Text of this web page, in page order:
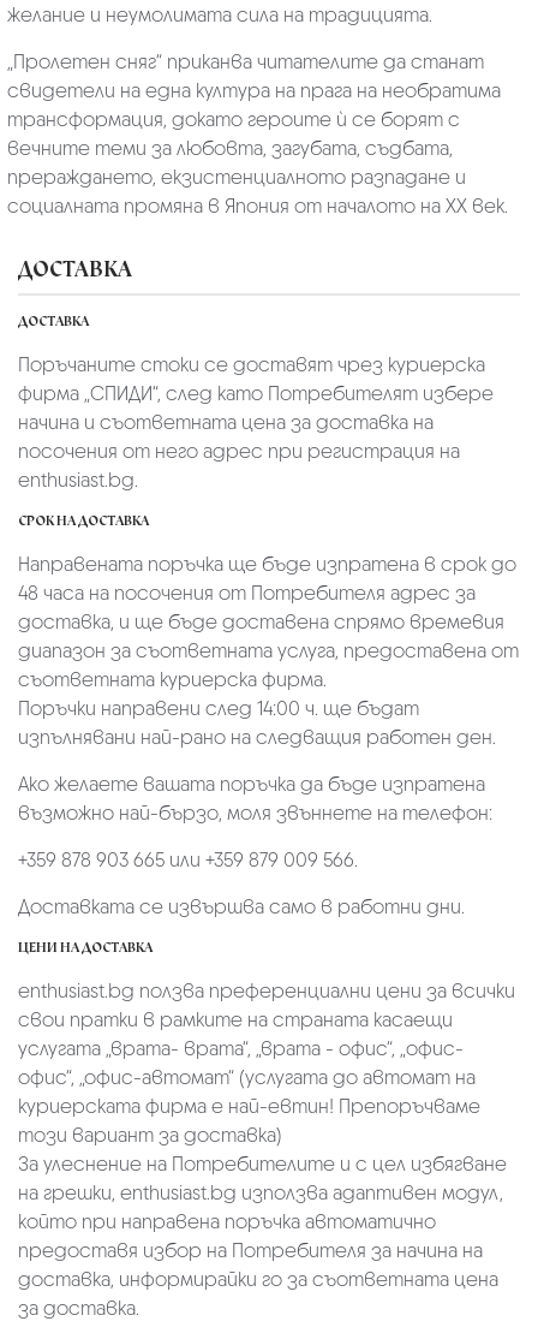
желание и неумолимата сила на традицията.
„Пролетен сняг“ приканва читателите да станат
свидетели на една култура на прага на необратима
трансформация, докато героите ѝ се борят с
вечните теми за любовта, загубата, съдбата,
прераждането, екзистенциалното разпадане и
социалната промяна в Япония от началото на ХХ век.
ДОСТАВКА
ДОСТАВКА
Поръчаните стоки се доставят чрез куриерскa
фирмa „СПИДИ“, след като Потребителят избере
начина и съответната цена за доставка на
посочения от него адрес при регистрация на
enthusiast.bg.
СРОК НА ДОСТАВКА
Направената поръчка ще бъде изпратена в срок до
48 часа на посочения от Потребителя адрес за
доставка, и ще бъде доставена спрямо времевия
диапазон за съответната услуга, предоставена от
съответната куриерска фирма.
Поръчки направени след 14:00 ч. ще бъдат
изпълнявани най-рано на следващия работен ден.
Ако желаете вашата поръчка да бъде изпратена
възможно най-бързо, моля звъннете на телефон:
+359 878 903 665 или +359 879 009 566.
Доставката се извършва само в работни дни.
ЦЕНИ НА ДОСТАВКА
enthusiast.bg ползва преференциални цени за всички
свои пратки в рамките на страната касаещи
услугата „врата- врата“, „врата - офис“, „oфис-
офис“, „офис-автомат“ (услугата до автомат на
куриерската фирма е най-евтин! Препоръчваме
този вариант за доставка)
За улеснение на Потребителите и с цел избягване
на грешки, enthusiast.bg използва адаптивен модул,
който при направена поръчка автоматично
предоставя избор на Потребителя за начина на
доставка, информирайки го за съответната цена
за доставка.